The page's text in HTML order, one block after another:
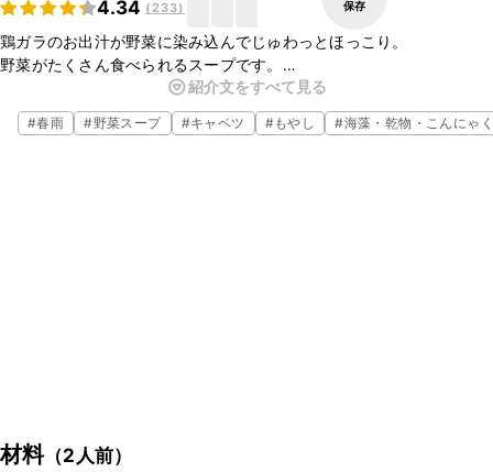
4.34 (233) 保存
鶏ガラのお出汁が野菜に染み込んでじゅわっとほっこり。
野菜がたくさん食べられるスープです。
春雨も入っているので満足度も高め！
具がたっぷりなので、食べるスープとして、おかず代わりにもぴった
りの一品です。
紹介文をすべて見る
#春雨 #野菜スープ #キャベツ #もやし #海藻・乾物・こんにゃ
材料（2人前）